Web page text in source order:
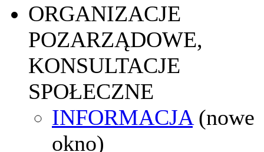
ORGANIZACJE
POZARZĄDOWE,
KONSULTACJE
SPOŁECZNE
INFORMACJA (nowe
okno)